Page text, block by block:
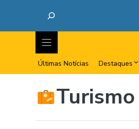
Últimas Notícias Destaques
Turismo